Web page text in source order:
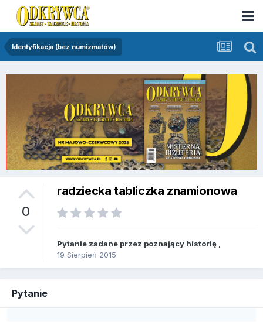
Identyfikacja (bez numizmatów)
0
radziecka tabliczka znamionowa
Pytanie zadane przez poznający historię
19 Sierpień 2015
Pytanie